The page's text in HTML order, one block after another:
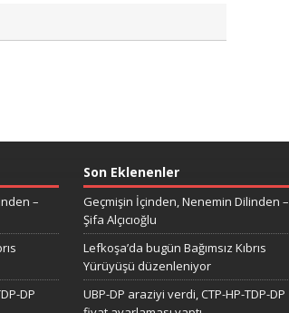
–
DP
Son Eklenenler
Geçmişin İçinden, Nenemin Dilinden –
Şifa Alçıcıoğlu
Lefkoşa’da bugün Bağımsız Kıbrıs
Yürüyüşü düzenleniyor
UBP-DP araziyi verdi, CTP-HP-TDP-DP